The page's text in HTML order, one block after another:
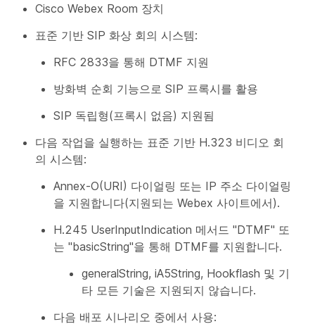
Cisco Webex Room 장치
표준 기반 SIP 화상 회의 시스템:
RFC 2833을 통해 DTMF 지원
방화벽 순회 기능으로 SIP 프록시를 활용
SIP 독립형(프록시 없음) 지원됨
다음 작업을 실행하는 표준 기반 H.323 비디오 회
의 시스템:
Annex-O(URI) 다이얼링 또는 IP 주소 다이얼링
을 지원합니다(지원되는 Webex 사이트에서).
H.245 UserInputIndication 메서드 "DTMF" 또
는 "basicString"을 통해 DTMF를 지원합니다.
generalString, iA5String, Hookflash 및 기
타 모든 기술은 지원되지 않습니다.
다음 배포 시나리오 중에서 사용: